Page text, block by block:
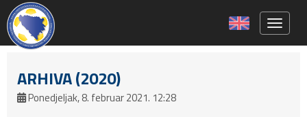
ARHIVA (2020)
Ponedjeljak, 8. februar 2021. 12:28